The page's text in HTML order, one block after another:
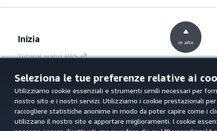
Seleziona le tue preferenze relative ai
Utilizziamo cookie essenziali e strumenti simili necessari per
nostro sito e i nostri servizi. Utilizziamo i cookie prestazionali per
raccogliere statistiche anonime in modo da poter capire come i
utilizzano il nostro sito e apportare miglioramenti. I cookie
Inizia
Tutorial pratici AWS
Guide alle decisioni AWS
Guide All'assistenza
Scegliere un servizio di intelligenza artificiale
generativa
in alto